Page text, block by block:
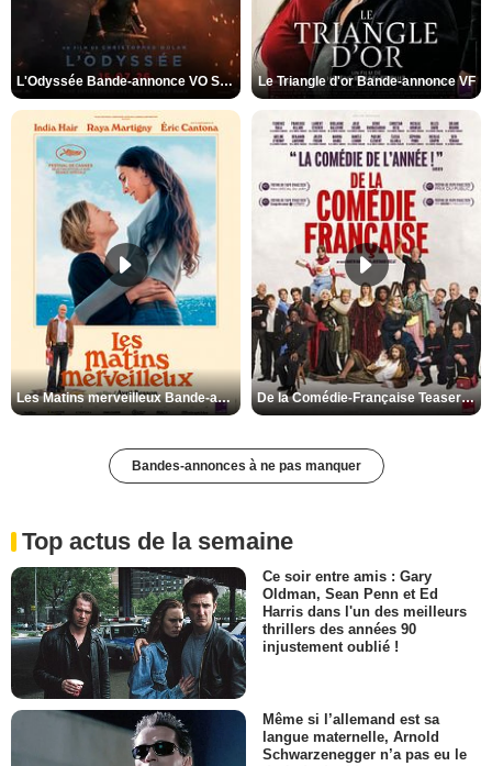
L'Odyssée Bande-annonce VO STFR Le Triangle d'or Bande-annonce VF
Les Matins merveilleux Bande-annonce VF De la Comédie-Française Teaser VF
Bandes-annonces à ne pas manquer
Top actus de la semaine
Ce soir entre amis : Gary
Oldman, Sean Penn et Ed
Harris dans l'un des meilleurs
thrillers des années 90
injustement oublié !
Même si l’allemand est sa
langue maternelle, Arnold
Schwarzenegger n’a pas eu le